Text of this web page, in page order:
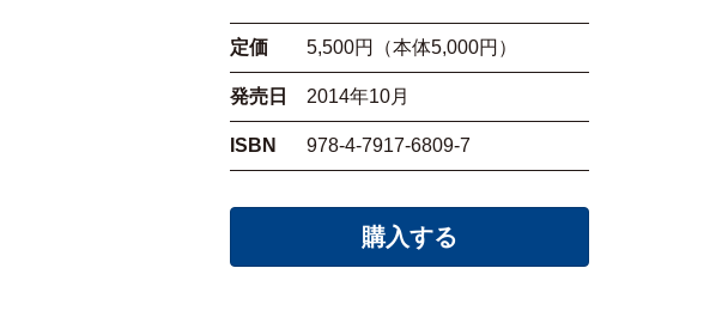
定価 5,500円（本体5,000円）
発売日 2014年10月
ISBN 978-4-7917-6809-7
購入する